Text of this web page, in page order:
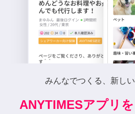
みんなでつくる、新しい
ANYTIMESアプリ